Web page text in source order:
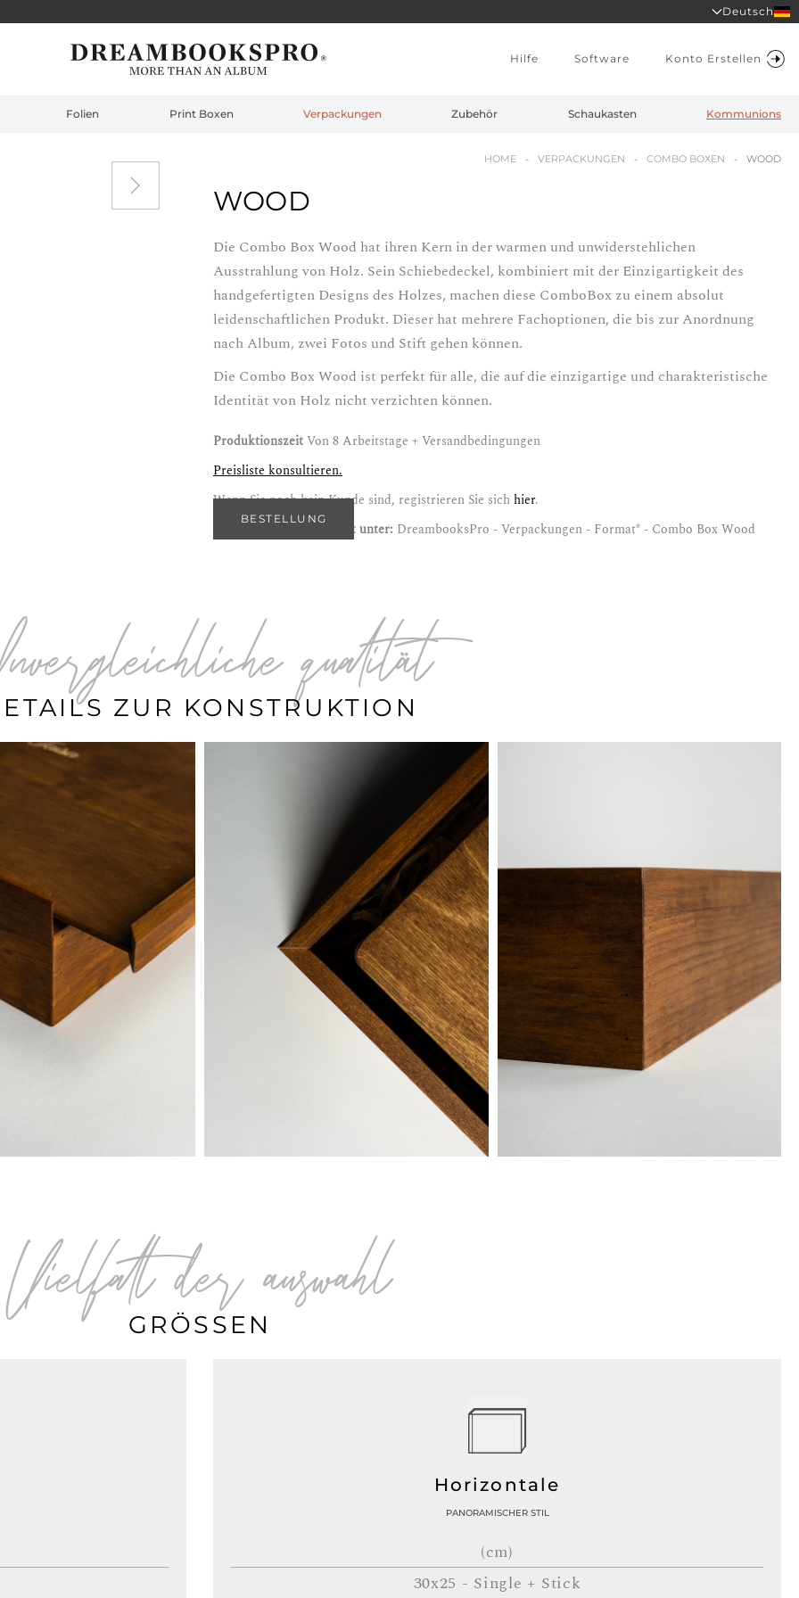
Deutsch
Hilfe Software Konto Erstellen
Folien Print Boxen Verpackungen Zubehör Schaukasten Kommunions
HOME VERPACKUNGEN COMBO BOXEN WOOD
WOOD
Die Combo Box Wood hat ihren Kern in der warmen und unwiderstehlichen
Ausstrahlung von Holz. Sein Schiebedeckel, kombiniert mit der Einzigartigkeit des
handgefertigten Designs des Holzes, machen diese ComboBox zu einem absolut
leidenschaftlichen Produkt. Dieser hat mehrere Fachoptionen, die bis zur Anordnung
nach Album, zwei Fotos und Stift gehen können.
Die Combo Box Wood ist perfekt für alle, die auf die einzigartige und charakteristische
Identität von Holz nicht verzichten können.
ProduktionszeitVon 8 Arbeitstage + Versandbedingungen
Preisliste konsultieren.
Wenn Sie noch kein Kunde sind, registrieren Sie sichhier.
Sie finden dieses Produkt unter: DreambooksPro - Verpackungen - Format* - Combo Box Wood
BESTELLUNG
Unvergleichliche qualität
ZUR KONSTRUKTION
Vielfalt der auswahl
GRÖSSEN
Horizontale
PANORAMISCHER STIL
(cm)
30x25 - Single + Stick